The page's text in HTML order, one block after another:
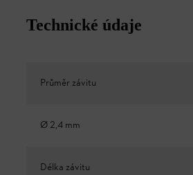
Technické údaje
Průměr závitu
Ø 2,4 mm
Délka závitu